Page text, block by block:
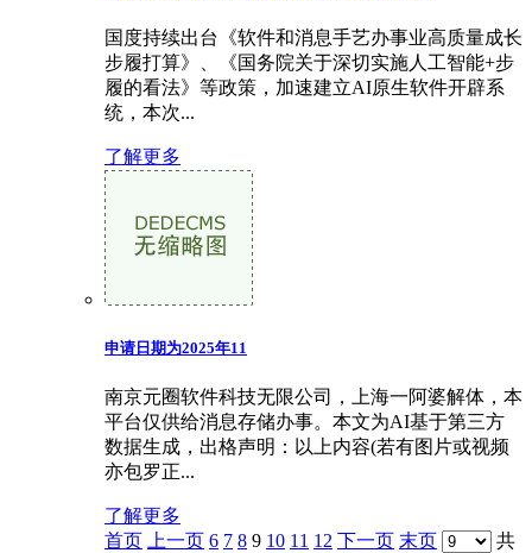
国度持续出台《软件和消息手艺办事业高质量成长
步履打算》、《国务院关于深切实施人工智能+步
履的看法》等政策，加速建立AI原生软件开辟系
统，本次...
了解更多
申请日期为2025年11
南京元圈软件科技无限公司，上海一阿婆解体，本
平台仅供给消息存储办事。本文为AI基于第三方
数据生成，出格声明：以上内容(若有图片或视频
亦包罗正...
了解更多
首页
上一页 6 7 8 9 10 11 12 下一页 末页 共